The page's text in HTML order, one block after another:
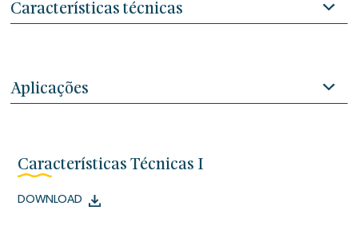
Características técnicas
Aplicações
Características Técnicas I
DOWNLOAD